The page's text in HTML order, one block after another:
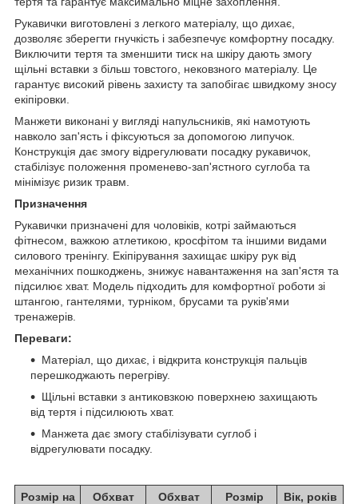
Рукавички виготовлені з легкого матеріалу, що дихає,
дозволяє зберегти гнучкість і забезпечує комфортну посадку.
Виключити тертя та зменшити тиск на шкіру дають змогу
щільні вставки з більш товстого, нековзного матеріалу. Це
гарантує високий рівень захисту та запобігає швидкому зносу
екіпіровки.
Манжети виконані у вигляді напульсників, які намотують
навколо зап'ясть і фіксуються за допомогою липучок.
Конструкція дає змогу відрегулювати посадку рукавичок,
стабілізує положення променево-зап'ястного суглоба та
мінімізує ризик травм.
Призначення
Рукавички призначені для чоловіків, котрі займаються
фітнесом, важкою атлетикою, кросфітом та іншими видами
силового тренінгу. Екіпірування захищає шкіру рук від
механічних пошкоджень, знижує навантаження на зап'ястя та
підсилює хват. Модель підходить для комфортної роботи зі
штангою, гантелями, турніком, брусами та руків'ями
тренажерів.
Переваги:
Матеріал, що дихає, і відкрита конструкція пальців
перешкоджають перегріву.
Щільні вставки з антиковзкою поверхнею захищають
від тертя і підсилюють хват.
Манжета дає змогу стабілізувати суглоб і
відрегулювати посадку.
Розмір на
Обхват
Обхват
Розмір
Вік, років